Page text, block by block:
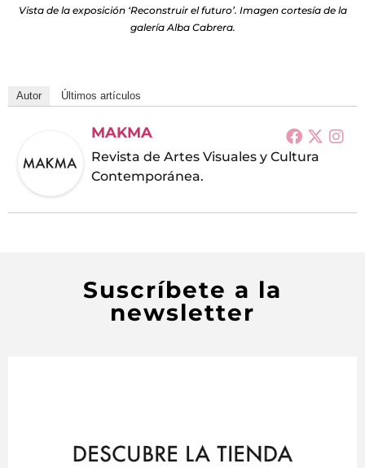
Vista de la exposición ‘Reconstruir el futuro’. Imagen cortesía de la
galería Alba Cabrera.
Autor Últimos artículos
MAKMA
Revista de Artes Visuales y Cultura
Contemporánea.
Suscríbete a la
newsletter